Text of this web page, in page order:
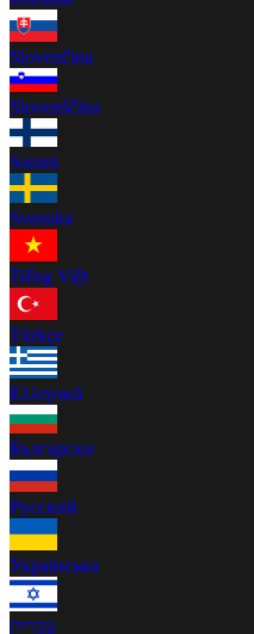
Slovenčina
Slovenščina
Suomi
Svenska
Tiếng Việt
Türkçe
Ελληνικά
Български
Русский
Українська
עברית